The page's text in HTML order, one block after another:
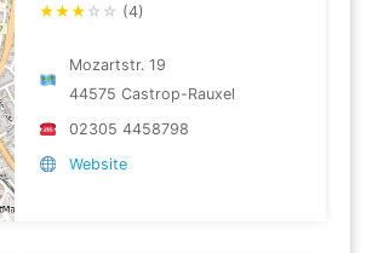
★★★ ☆ ☆ (4)
Mozartstr. 19
44575 Castrop-Rauxel
02305 4458798
Website